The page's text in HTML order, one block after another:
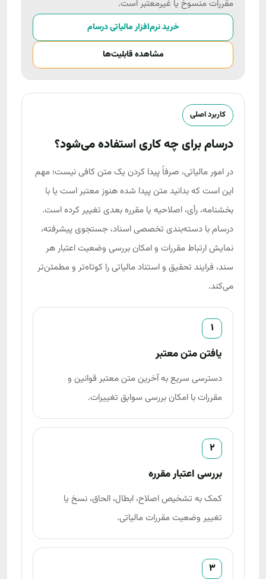
مقررات منسوخ یا غیرمعتبر است.
خرید نرم‌افزار مالیاتی درسام
مشاهده قابلیت‌ها
کاربرد اصلی
درسام برای چه کاری استفاده می‌شود؟
در امور مالیاتی، صرفاً پیدا کردن یک متن کافی نیست؛ مهم
این است که بدانید متن پیدا شده هنوز معتبر است یا با
بخشنامه، رأی، اصلاحیه یا مقرره بعدی تغییر کرده است.
درسام با دسته‌بندی تخصصی اسناد، جستجوی پیشرفته،
نمایش ارتباط مقررات و امکان بررسی وضعیت اعتبار هر
سند، فرایند تحقیق و استناد مالیاتی را کوتاه‌تر و مطمئن‌تر
می‌کند.
1
یافتن متن معتبر
دسترسی سریع به آخرین متن معتبر قوانین و
مقررات با امکان بررسی سوابق تغییرات.
2
بررسی اعتبار مقرره
کمک به تشخیص اصلاح، ابطال، الحاق، نسخ یا
تغییر وضعیت مقررات مالیاتی.
3